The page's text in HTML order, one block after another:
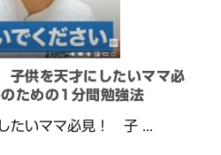
子供を天才にしたいママ必
ための1分間勉強法
たいママ必見！ 子 ...